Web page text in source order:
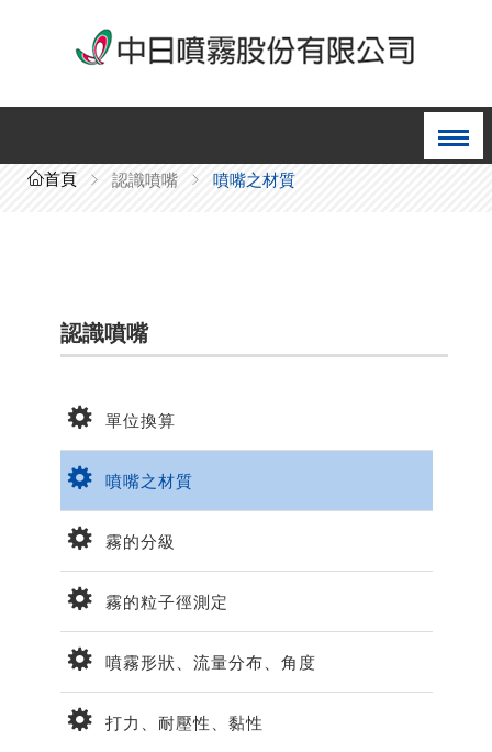
首頁 認識噴嘴 噴嘴之材質
認識噴嘴
單位換算
噴嘴之材質
霧的分級
霧的粒子徑測定
噴霧形狀、流量分布、角度
打力、耐壓性、黏性